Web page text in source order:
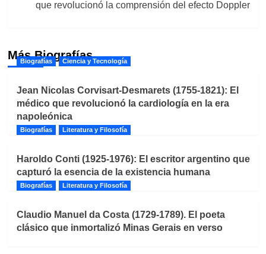
que revolucionó la comprensión del efecto Doppler
Más Biografías
Biografías Ciencia y Tecnología
Jean Nicolas Corvisart-Desmarets (1755-1821): El
médico que revolucionó la cardiología en la era
napoleónica
Biografías Literatura y Filosofía
Haroldo Conti (1925-1976): El escritor argentino que
capturó la esencia de la existencia humana
Biografías Literatura y Filosofía
Claudio Manuel da Costa (1729-1789). El poeta
clásico que inmortalizó Minas Gerais en verso